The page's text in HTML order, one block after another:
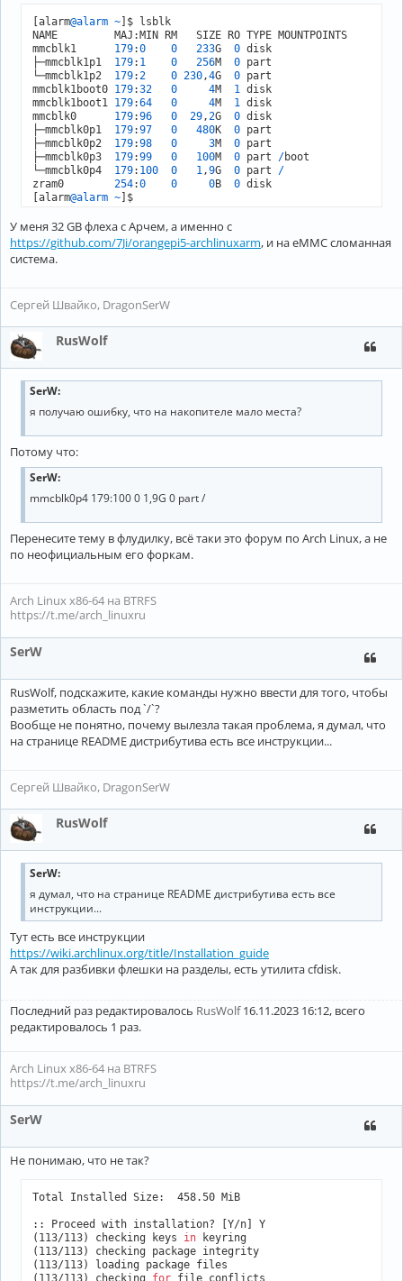
[alarm@alarm ~]$ lsblk
NAME         MAJ:MIN RM   SIZE RO TYPE MOUNTPOINTS
mmcblk1 179:0 0 233G 0 disk
├─mmcblk1p1 179: 1 0 256M 0 part
└─mmcblk1p2 179: 2 0 230 ,4G 0 part
mmcblk1boot0 179:32 0 4M 1
disk
mmcblk1boot1 179:64 0 4M 1
disk
mmcblk0 179:96 0 29 , 2G 0 disk
├─mmcblk0p1 179:97 0 480K 0 part
├─mmcblk0p2 179:98 0 3M 0 part
├─mmcblk0p3 179:99 0 100M 0 part /boot
└─mmcblk0p4 179: 100 0 1 ,9G 0 part /
zram0 254:0 0 0B 0 disk
[alarm@alarm ~]$
У меня 32 GB флеха с Арчем, а именно с
https://github.com/7Ji/orangepi5-archlinuxarm, и на eMMC сломанная
система.
Сергей Швайко, DragonSerW
RusWolf
SerW:
я получаю ошибку, что на накопителе мало места?
Потому что:
SerW:
mmcblk0p4 179:100 0 1,9G 0 part /
Перенесите тему в флудилку, всё таки это форум по Arch Linux, а не
по неофициальным его форкам.
Arch Linux x86-64 на BTRFS
https://t.me/arch_linuxru
SerW
RusWolf, подскажите, какие команды нужно ввести для того, чтобы
разметить область под `/`?
Вообще не понятно, почему вылезла такая проблема, я думал, что
на странице README дистрибутива есть все инструкции...
Сергей Швайко, DragonSerW
RusWolf
SerW:
я думал, что на странице README дистрибутива есть все
инструкции...
Тут есть все инструкции
https://wiki.archlinux.org/title/Installation_guide
А так для разбивки флешки на разделы, есть утилита cfdisk.
Последний раз редактировалось RusWolf16.11.2023 16:12, всего
редактировалось 1 раз.
Arch Linux x86-64 на BTRFS
https://t.me/arch_linuxru
SerW
Не понимаю, что не так?
Total Installed Size:  458.50 MiB
:: Proceed with installation? [Y/n] Y
(113/113) checking keys in keyring
(113/113) checking package integrity
(113/113) loading package files
(113/113) checking for file conflicts